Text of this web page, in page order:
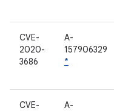
CVE-
2020-
3686
A-
157906329
*
CVE-
A-